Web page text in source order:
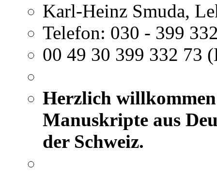
Karl-Heinz Smuda,
Telefon: 030 - 399
00 49 30 399 332 73
Herzlich
Manuskripte aus
der Schweiz.